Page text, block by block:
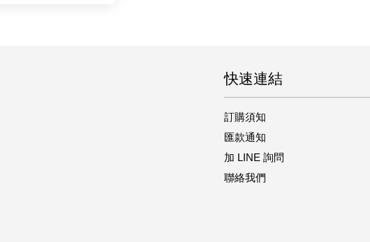
快速連結
訂購須知
匯款通知
加 LINE 詢問
聯絡我們